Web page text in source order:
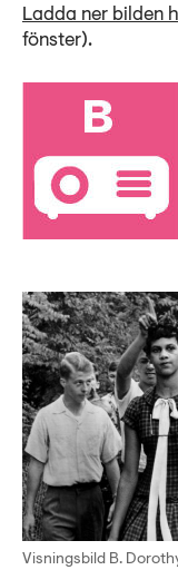
Ladda ner bilden
fönster).
Visningsbild B.